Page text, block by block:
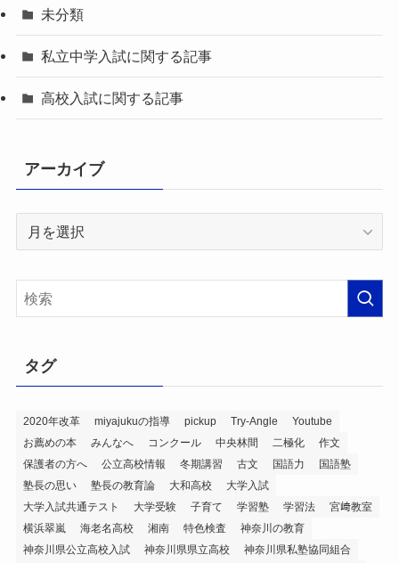
未分類
私立中学入試に関する記事
高校入試に関する記事
アーカイブ
イ
タグ
2020年改革 miyajukuの指導 pickup Try-Angle
Youtube
お薦めの本
みんなへ コンクール 中央林間 二極化
作文
保護者の方へ
公立高校情報 冬期講習 古文 国語力
国語塾
塾長の思い
塾長の教育論 大和高校
大学入試
大学入試共通テスト
大学受験 子育て 学習塾 学習法
宮﨑教室
横浜翠嵐
海老名高校 湘南 特色検査
神奈川の教育
神奈川県公立高校入試
神奈川県県立高校
神奈川県私塾協同組合